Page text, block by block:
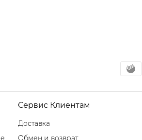
Сервис Клиентам
Доставка
Обмен и возврат